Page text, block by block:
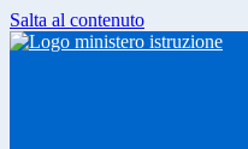
Salta al contenuto